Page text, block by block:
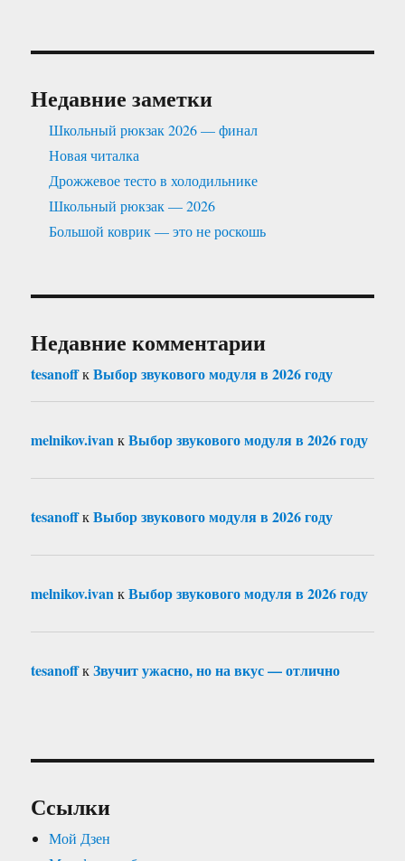
Недавние заметки
Школьный рюкзак 2026 — финал
Новая читалка
Дрожжевое тесто в холодильнике
Школьный рюкзак — 2026
Большой коврик — это не роскошь
Недавние комментарии
tesanoffкВыбор звукового модуля в 2026 году
melnikov.ivanкВыбор звукового модуля в 2026 году
tesanoffкВыбор звукового модуля в 2026 году
melnikov.ivanкВыбор звукового модуля в 2026 году
tesanoffкЗвучит ужасно, но на вкус — отлично
Ссылки
Мой Дзен